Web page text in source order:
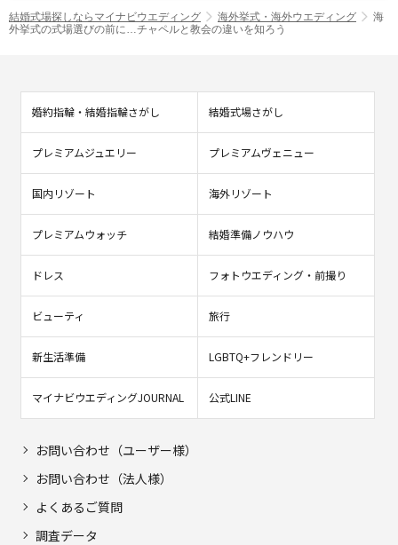
結婚式場探しならマイナビウエディング 海外挙式・海外ウエディング
海
外挙式の式場選びの前に…チャペルと教会の違いを知ろう
婚約指輪・結婚指輪さがし 結婚式場さがし
プレミアムジュエリー プレミアムヴェニュー
国内リゾート 海外リゾート
プレミアムウォッチ 結婚準備ノウハウ
ドレス フォトウエディング・前撮り
ビューティ 旅行
新生活準備 LGBTQ+フレンドリー
マイナビウエディングJOURNAL 公式LINE
お問い合わせ（ユーザー様）
お問い合わせ（法人様）
よくあるご質問
調査データ